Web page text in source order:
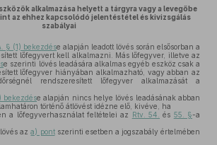
alkalmazása helyett a tárgyra vagy a levegőbe
az ehhez kapcsolódó jelentéstétel és kivizsgálás
szabályai
§ (1) bekezdése alapján leadott lövés során elsősorban a
lőfegyvert kell alkalmazni. Más lőfegyver, illetve az
e szerinti lövés leadására alkalmas egyéb eszköz csak a
lőfegyver hiányában alkalmazható, vagy abban az
rendszeresített lőfegyver alkalmazását a
bekezdése alapján nincs helye lövés leadásának abban
történő átlövést idézne elő, kivéve, ha
a lőfegyverhasználat feltételei az Rtv. 54. és 55. §-a
aza) pontszerinti esetben a jogszabály értelmében